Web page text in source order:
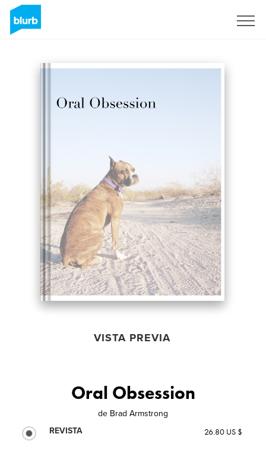
VISTA PREVIA
Oral Obsession
de Brad Armstrong
REVISTA
26.80 US $